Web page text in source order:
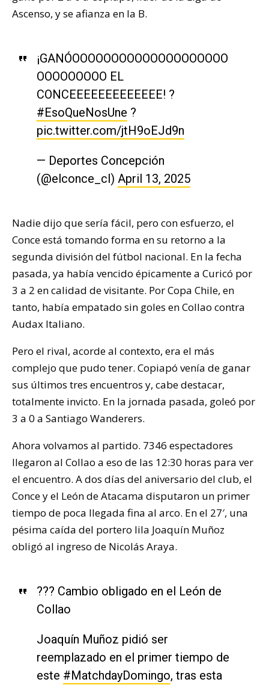
Ascenso, y se afianza en la B.
¡GANÓOOOOOOOOOOOOOOOOOOOO
OOOOOOOOO EL
CONCEEEEEEEEEEEEE! ?
#EsoQueNosUne ?
pic.twitter.com/jtH9oEJd9n
— Deportes Concepción
(@elconce_cl) April 13, 2025
Nadie dijo que sería fácil, pero con esfuerzo, el
Conce está tomando forma en su retorno a la
segunda división del fútbol nacional. En la fecha
pasada, ya había vencido épicamente a Curicó por
3 a 2 en calidad de visitante. Por Copa Chile, en
tanto, había empatado sin goles en Collao contra
Audax Italiano.
Pero el rival, acorde al contexto, era el más
complejo que pudo tener. Copiapó venía de ganar
sus últimos tres encuentros y, cabe destacar,
totalmente invicto. En la jornada pasada, goleó por
3 a 0 a Santiago Wanderers.
Ahora volvamos al partido. 7346 espectadores
llegaron al Collao a eso de las 12:30 horas para ver
el encuentro. A dos días del aniversario del club, el
Conce y el León de Atacama disputaron un primer
tiempo de poca llegada fina al arco. En el 27′, una
pésima caída del portero lila Joaquín Muñoz
obligó al ingreso de Nicolás Araya.
??? Cambio obligado en el León de
Collao
Joaquín Muñoz pidió ser
reemplazado en el primer tiempo de
este #MatchdayDomingo, tras esta